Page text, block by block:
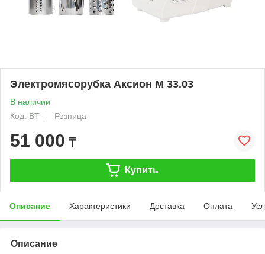
Электромясорубка Аксион М 33.03
В наличии
Код: BT
Розница
51 000 ₸
Купить
Описание Характеристики Доставка Оплата
Описание